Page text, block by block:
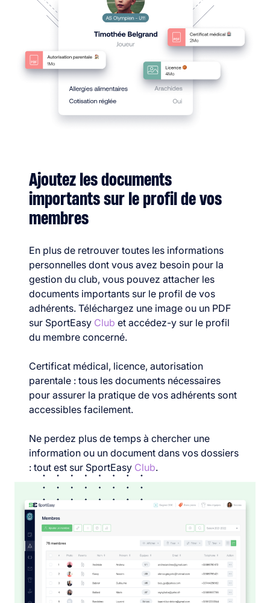
Ajoutez les documents
importants sur le profil de vos
membres
En plus de retrouver toutes les informations
personnelles dont vous avez besoin pour la
gestion du club, vous pouvez attacher les
documents importants sur le profil de vos
adhérents. Téléchargez une image ou un PDF
sur SportEasy Club et accédez-y sur le profil
du membre concerné.
Certificat médical, licence, autorisation
parentale : tous les documents nécessaires
pour assurer la pratique de vos adhérents sont
accessibles facilement.
Ne perdez plus de temps à chercher une
information ou un document dans vos dossiers
: tout est sur SportEasy Club.